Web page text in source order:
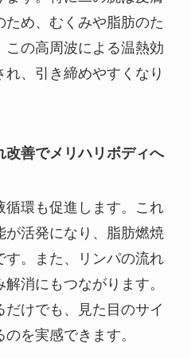
め、むくみや脂肪のた
この高周波による温熱効
、引き締めやすくなり
改善でメリハリボディへ
循環も促進します。これ
が活発になり、脂肪燃焼
す。また、リンパの流れ
消にもつながります。
けでも、見た目のサイ
を実感できます。